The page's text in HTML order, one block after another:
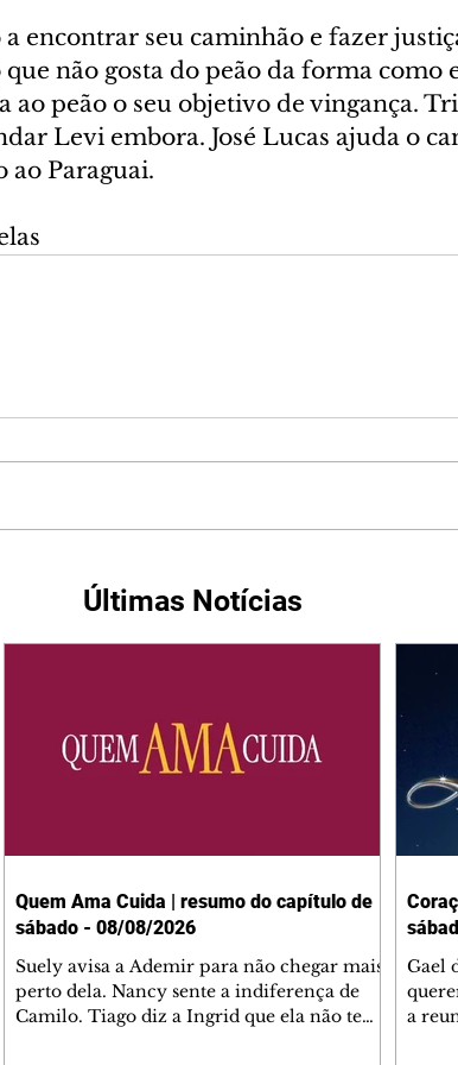
a encontrar seu caminhão e fazer
não gosta do peão da forma como
ao peão o seu objetivo de vingança.
Levi embora. José Lucas ajuda o
ao Paraguai.
Últimas Notícias
Quem Ama Cuida | resumo do capítulo de
sábado - 08/08/2026
Suely avisa a Ademir para não chegar mais
perto dela. Nancy sente a indiferença de
Camilo. Tiago diz a Ingrid que ela não tem
Gael
a